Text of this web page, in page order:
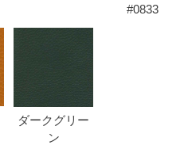
#0833
ダークグリー
ン